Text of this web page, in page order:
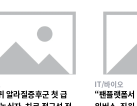
알라질증후군 첫 급
IT/바이오
“팬플랫폼